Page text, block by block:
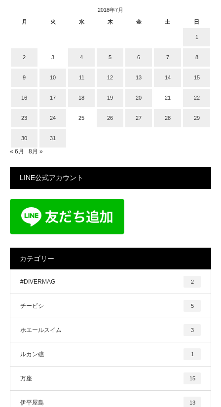
2018年7月
月
火 水 木 金 土 日
1
2 3 4 5 6 7 8
9 10 11 12 13 14 15
16 17 18 19 20 21 22
23 24 25 26 27 28 29
30 31
« 6月 8月 »
LINE公式アカウント
カテゴリー
#DIVERMAG 2
チービシ 5
ホエールスイム 3
ルカン礁 1
万座 15
伊平屋島 13